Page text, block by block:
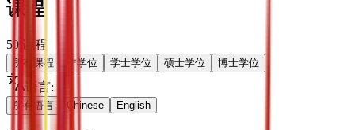
课程
50 课程
所有课程 非学位 学士学位 硕士学位 博士学位
语言:
所有语言 Chinese English